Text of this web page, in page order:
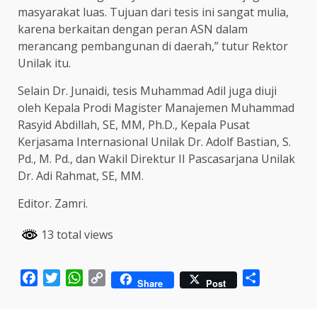
masyarakat luas. Tujuan dari tesis ini sangat mulia,
karena berkaitan dengan peran ASN dalam
merancang pembangunan di daerah,” tutur Rektor
Unilak itu.
Selain Dr. Junaidi, tesis Muhammad Adil juga diuji
oleh Kepala Prodi Magister Manajemen Muhammad
Rasyid Abdillah, SE, MM, Ph.D., Kepala Pusat
Kerjasama Internasional Unilak Dr. Adolf Bastian, S.
Pd., M. Pd., dan Wakil Direktur II Pascasarjana Unilak
Dr. Adi Rahmat, SE, MM.
Editor. Zamri.
13 total views
FacebookTwitterWhatsApp
Copy Share Post